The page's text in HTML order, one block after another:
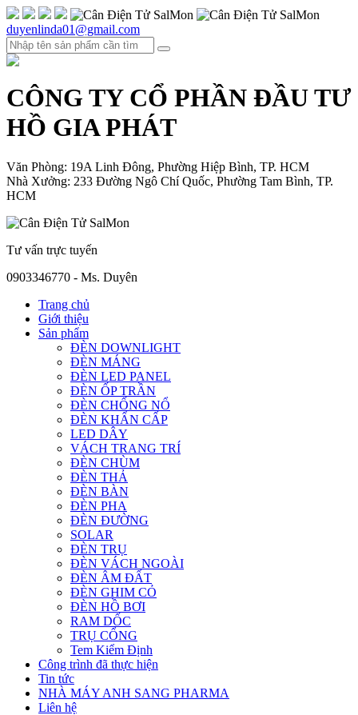
duyenlinda01@gmail.com
CÔNG TY CỔ PHẦN ĐẦU TƯ
HỒ GIA PHÁT
Văn Phòng: 19A Linh Đông, Phường Hiệp Bình, TP. HCM
Nhà Xưởng: 233 Đường Ngô Chí Quốc, Phường Tam Bình, TP.
HCM
Tư vấn trực tuyến
0903346770 - Ms. Duyên
Trang chủ
Giới thiệu
Sản phẩm
ĐÈN DOWNLIGHT
ĐÈN MÁNG
ĐÈN LED PANEL
ĐÈN ỐP TRẦN
ĐÈN CHỐNG NỔ
ĐÈN KHẨN CẤP
LED DÂY
VÁCH TRANG TRÍ
ĐÈN CHÙM
ĐÈN THẢ
ĐÈN BÀN
ĐÈN PHA
ĐÈN ĐƯỜNG
SOLAR
ĐÈN TRỤ
ĐÈN VÁCH NGOÀI
ĐÈN ÂM ĐẤT
ĐÈN GHIM CỎ
ĐÈN HỒ BƠI
RAM DỐC
TRỤ CỔNG
Tem Kiểm Định
Công trình đã thực hiện
Tin tức
NHÀ MÁY ANH SANG PHARMA
Liên hệ